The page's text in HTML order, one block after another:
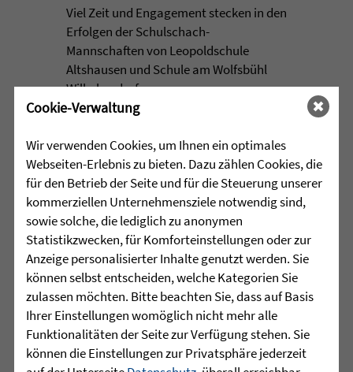
Viel Zeit und Engagement stecken in den
Erfolgen der Schulschach-
Mannschaften von Leopoldschule
Altshausen und Schule am Wolfsbühl
Wilhelmsdorf. ...
29.07.2026 |•JUGENDHILFE
Vertrauen. Mehr braucht es
manchmal nicht.
Acht junge Menschen feierten Ende Juli
ihren erfolgreichen Abschluss der 10.
Klasse in der Jugendhilfeeinrichtung
Martinshaus ...
Cookie-Verwaltung
Wir verwenden Cookies, um Ihnen ein optimales
Webseiten-Erlebnis zu bieten. Dazu zählen Cookies, die
für den Betrieb der Seite und für die Steuerung unserer
kommerziellen Unternehmensziele notwendig sind,
sowie solche, die lediglich zu anonymen
Statistikzwecken, für Komforteinstellungen oder zur
Anzeige personalisierter Inhalte genutzt werden. Sie
können selbst entscheiden, welche Kategorien Sie
zulassen möchten. Bitte beachten Sie, dass auf Basis
Ihrer Einstellungen womöglich nicht mehr alle
Funktionalitäten der Seite zur Verfügung stehen. Sie
können die Einstellungen zur Privatsphäre jederzeit